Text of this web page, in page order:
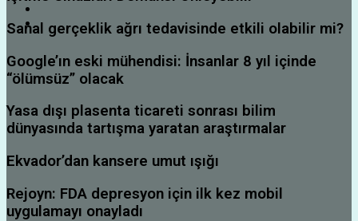
Sanal gerçeklik ağrı tedavisinde etkili olabilir mi?
Google’ın eski mühendisi: İnsanlar 8 yıl içinde
“ölümsüz” olacak
Yasa dışı plasenta ticareti sonrası bilim
dünyasında tartışma yaratan araştırmalar
Ekvador’dan kansere umut ışığı
Rejoyn: FDA depresyon için ilk kez mobil
uygulamayı onayladı